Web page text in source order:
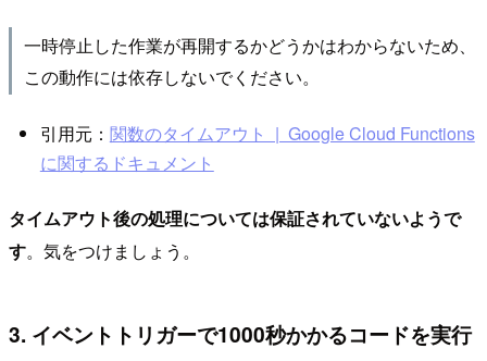
一時停止した作業が再開するかどうかはわからないため、
この動作には依存しないでください。
引用元： 関数のタイムアウト | Google Cloud Functions
に関するドキュメント
タイムアウト後の処理については保証されていないようで
す。気をつけましょう。
3. イベントトリガーで1000秒かかるコードを実行